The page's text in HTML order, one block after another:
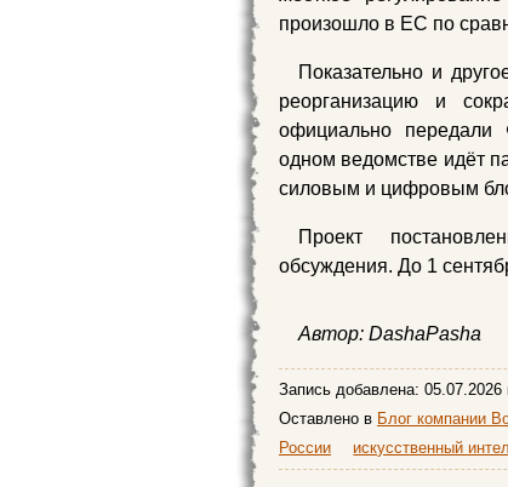
произошло в ЕС по
Показательно и
реорганизацию и
официально
одном ведомстве идёт
силовым и цифровым
Проект
обсуждения. До 1
Автор: DashaPasha
Запись добавлена: 05.07.2026
Оставлено в Блог компании
России
искусственный